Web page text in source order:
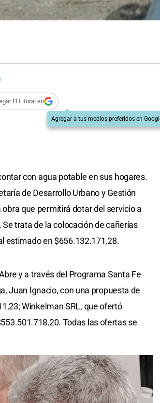
El Litoral en
Agregar a tus medios preferidos en
con agua potable en sus hogares.
de Desarrollo Urbano y Gestión
que permitirá dotar del servicio a
trata de la colocación de cañerías
estimado en $656.132.171,28.
y a través del Programa Santa Fe
Juan Ignacio, con una propuesta de
Winkelman SRL, que ofertó
Todas las ofertas se